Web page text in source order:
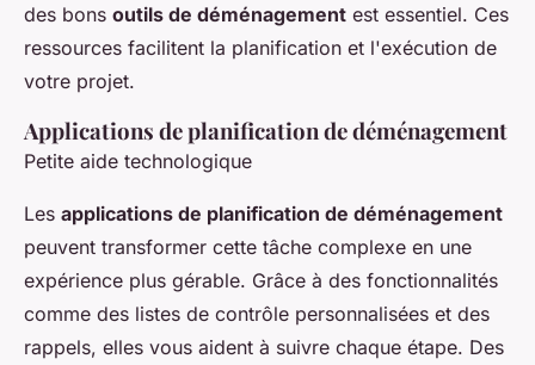
des bons outils de déménagement est essentiel. Ces
ressources facilitent la planification et l'exécution de
votre projet.
Applications de planification de déménagement
Petite aide technologique
Les applications de planification de déménagement
peuvent transformer cette tâche complexe en une
expérience plus gérable. Grâce à des fonctionnalités
comme des listes de contrôle personnalisées et des
rappels, elles vous aident à suivre chaque étape. Des